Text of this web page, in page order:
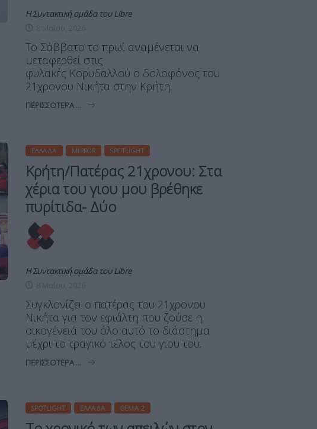
Η Συντακτική ομάδα του Libre
Το Σάββατο το πρωί αναμένεται να
μεταφερθεί στις
φυλακές Κορυδαλλού ο δολοφόνος του
21χρονου Νικήτα στην Κρήτη.
ΠΕΡΙΣΣΌΤΕΡΑ ...
ΕΛΛΆΔΑ MIRROR SPOTLIGHT
Κρήτη/Πατέρας 21χρονου: Στα
χέρια του γιου μου βρέθηκε
πυρίτιδα- Δύο
Η Συντακτική ομάδα του Libre
Συγκλονίζει ο πατέρας του 21χρονου
Νικήτα για τον εφιάλτη που ζούσε η
οικογένειά του όλο αυτό το διάστημα
μέχρι το τραγικό τέλος του γιου του.
ΠΕΡΙΣΣΌΤΕΡΑ ...
SPOTLIGHT ΕΛΛΆΔΑ ΘΈΜΑ 2